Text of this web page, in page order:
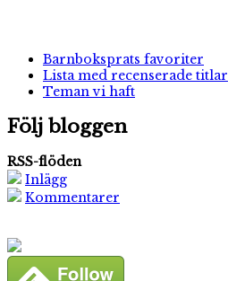
Barnboksprats favoriter
Lista med recenserade titlar
Teman vi haft
Följ bloggen
RSS-flöden
Inlägg
Kommentarer